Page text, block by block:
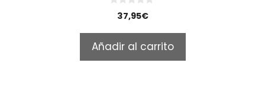
o
5
37,95€
Añadir al carrito